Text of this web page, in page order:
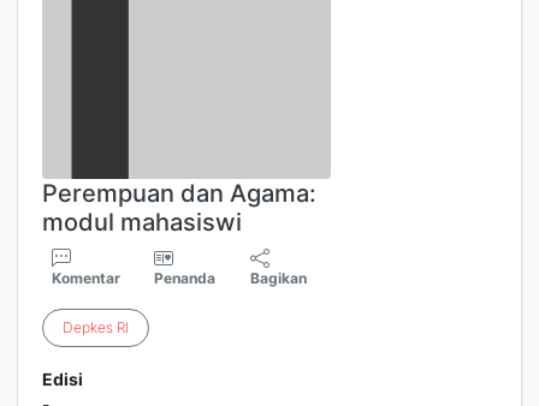
Perempuan dan Agama:
modul mahasiswi
Komentar Penanda Bagikan
Depkes RI
Edisi